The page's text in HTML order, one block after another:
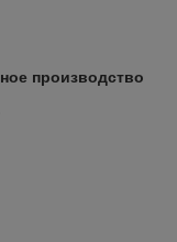
производство